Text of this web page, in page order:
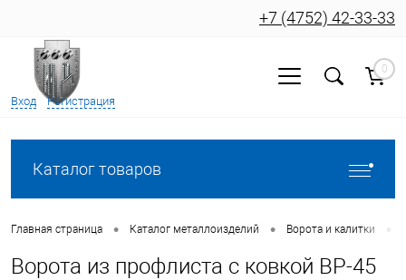
Вход Регистрация
+7 (4752) 42-33-33
0
Каталог товаров
Главная страница • Каталог металлоизделий • Ворота и калитки
Ворота из профлиста с ковкой ВР-45